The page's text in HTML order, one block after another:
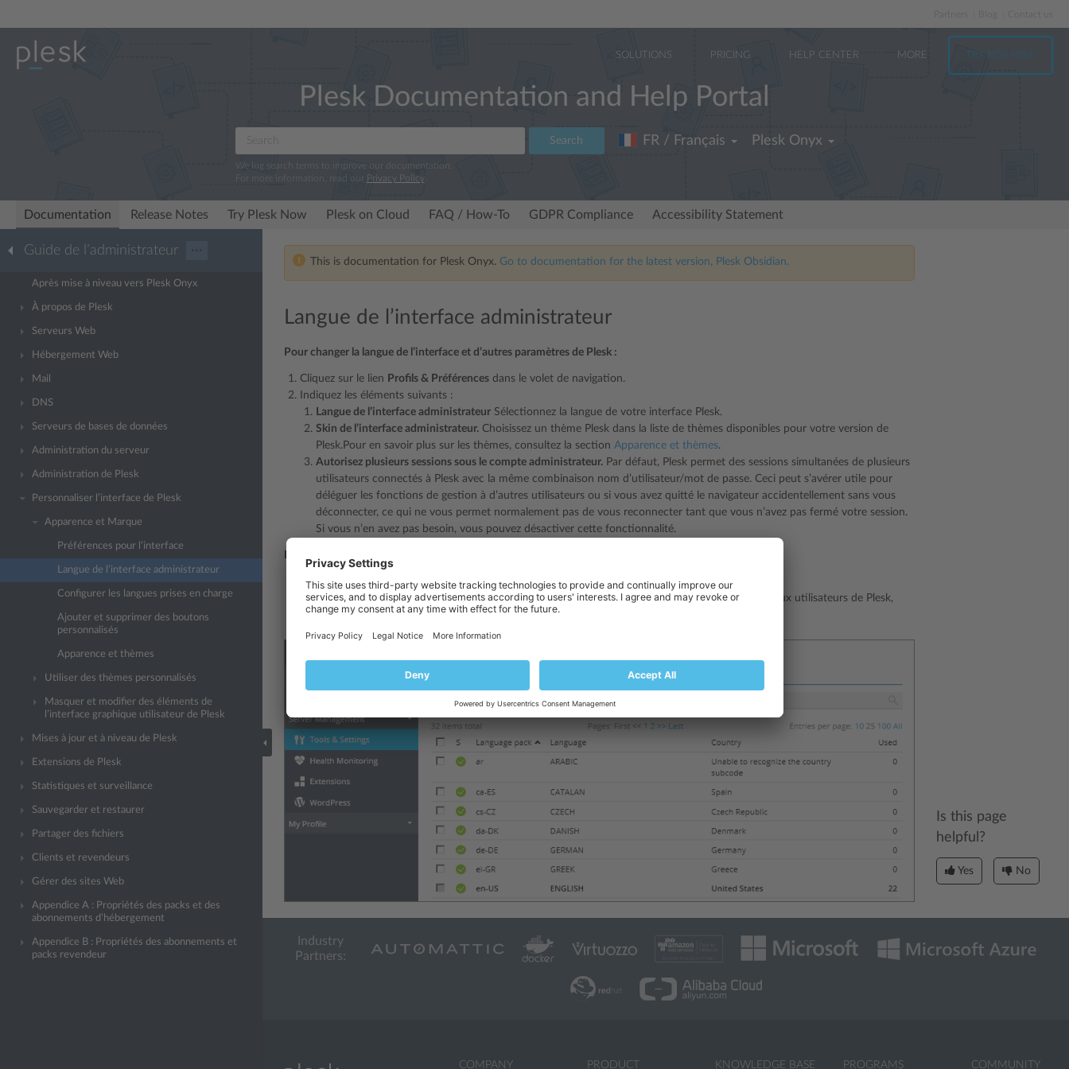
Partners
SOLUTIONS PRICING HELP CENTER MORE TRY FOR FREE
Plesk Documentation and Help Portal
Search
We log search terms to improve our documentation.
For more information, read our Privacy Policy.
FR / Français Plesk Onyx
Documentation Release Notes Try Plesk Now Plesk on Cloud FAQ / How-To GDPR Compliance Accessibility Statement
Guide de l’administrateur ···
Après mise à niveau vers Plesk Onyx
À propos de Plesk
Serveurs Web
Hébergement Web
Mail
DNS
Serveurs de bases de données
Administration du serveur
Administration de Plesk
Personnaliser l’interface de Plesk
Apparence et Marque
Préférences pour l’interface
Langue de l’interface administrateur
Configurer les langues prises en charge
Ajouter et supprimer des boutons
personnalisés
Apparence et thèmes
Utiliser des thèmes personnalisés
Masquer et modifier des éléments de
l’interface graphique utilisateur de Plesk
Mises à jour et à niveau de Plesk
Extensions de Plesk
Statistiques et surveillance
Sauvegarder et restaurer
Partager des fichiers
Clients et revendeurs
Gérer des sites Web
Appendice A : Propriétés des packs et des
abonnements d’hébergement
Appendice B : Propriétés des abonnements et
packs revendeur
This is documentation for Plesk Onyx. Go to documentation for the latest version, Plesk Obsidian.
Langue de l’interface administrateur
Pour changer la langue de l’interface et d’autres paramètres de Plesk :
Cliquez sur le lien Profils & Préférences dans le volet de navigation.
Indiquez les éléments suivants :
Langue de l’interface administrateur Sélectionnez la langue de votre interface Plesk.
Skin de l’interface administrateur. Choisissez un thème Plesk dans la liste de thèmes disponibles pour votre version de
Plesk.Pour en savoir plus sur les thèmes, consultez la section Apparence et thèmes.
Autorisez plusieurs sessions sous le compte administrateur. Par défaut, Plesk permet des sessions simultanées de plusieurs
utilisateurs connectés à Plesk avec la même combinaison nom d’utilisateur/mot de passe. Ceci peut s’avérer utile pour
déléguer les fonctions de gestion à d’autres utilisateurs ou si vous avez quitté le navigateur accidentellement sans vous
déconnecter, ce qui ne vous permet normalement pas de vous reconnecter tant que vous n’avez pas fermé votre session.
Si vous n’en avez pas besoin, vous pouvez désactiver cette fonctionnalité.
Allez sousOutils & Paramètres>Langues(dans le groupeApparence de Plesk ).
Cochez la case correspondant à la langue de l’interface qui sera définie par défaut pour les nouveaux utilisateurs de Plesk,
puis cliquez surDéfinir par défaut .
Is this page
helpful?
Yes No
Industry
Partners:
COMPANY PRODUCT KNOWLEDGE BASE PROGRAMS COMMUNITY